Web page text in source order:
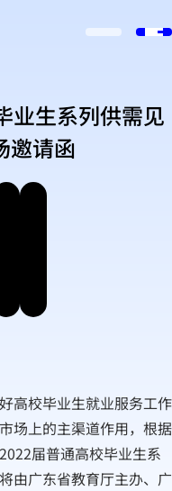
业生系列供需见
请函
高校毕业生就业服务工作
场上的主渠道作用，根据
届普通高校毕业生系
由广东省教育厅主办、广